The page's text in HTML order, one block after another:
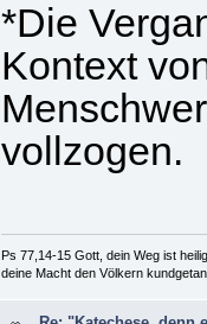
*Die
Kontext
vollzogen.
Ps 77,14-15 Gott, dein Weg ist
deine Macht den Völkern